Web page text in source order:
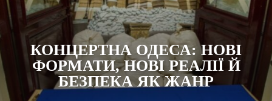
КОНЦЕРТНА ОДЕСА: НОВІ
ФОРМАТИ, НОВІ РЕАЛІЇ Й
БЕЗПЕКА ЯК ЖАНР